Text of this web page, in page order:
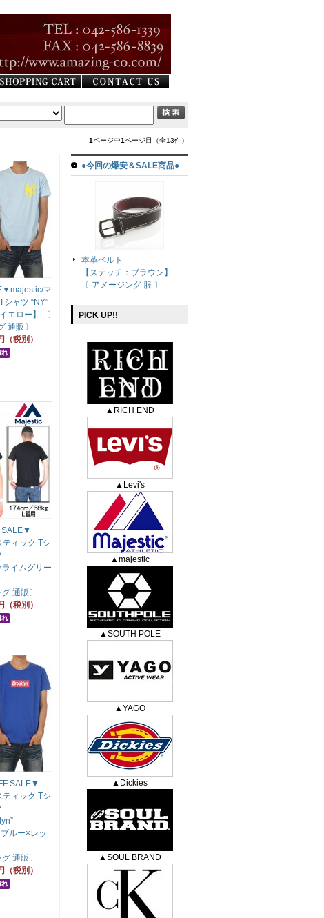
1ページ中1ページ目（全13件）
マ
シャツ “NY”
エロー】 〔
通販〕
（税別）
SALE▼
ィック Tシ
ライムグリー
通販〕
（税別）
SALE▼
ィック Tシ
ブルー×レッ
通販〕
（税別）
●今回の爆安＆SALE商品●
本革ベルト
【ステッチ：ブラウン】
〔 アメージング 服 〕
PICK UP!!
▲RICH END
▲Levi's
▲majestic
▲SOUTH POLE
▲YAGO
▲Dickies
▲SOUL BRAND